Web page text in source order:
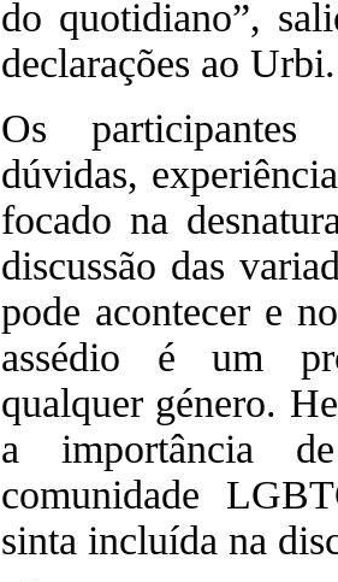
do quotidiano”,
declarações ao Urbi.
Os participantes
dúvidas,
focado na
discussão das
pode acontecer e
assédio é um
qualquer género.
a importância
comunidade
sinta incluída na